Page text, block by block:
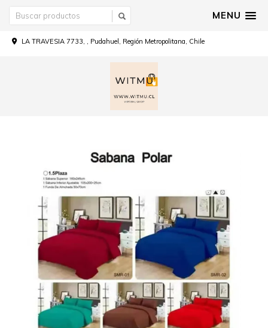
MENU
LA TRAVESIA 7733, , Pudahuel, Región Metropolitana, Chile